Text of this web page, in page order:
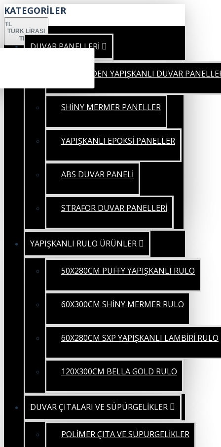
KATEGORİLER
TL
TÜRK LIRASI
TRY
DUVAR PANELLERİ
KENDİNDEN YAPIŞKANLI DUVAR
SHİNY MERMER PANELLER
YAPIŞKANLI EPOKSİ PANELLER
ABS DUVAR PANELİ
STRAFOR DUVAR PANELLERİ
YAPIŞKANLI RULO ÜRÜNLER
50X280CM PUFFY YAPIŞKANLI RULO
60X300CM SHİNY MERMER RULO
60X280CM SXP YAPIŞKANLI LAMBİRİ RULO
120X300CM BELLA GOLD RULO
DUVAR ÇITALARI VE SÜPÜRGELİKLER
POLİMER ÇITA VE SÜPÜRGELİKLER